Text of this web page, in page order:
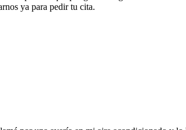
ya para pedir tu cita.